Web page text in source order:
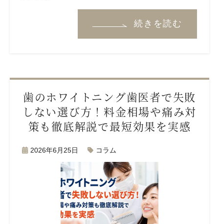
続きを読む
歯のホワイトニング歯医者で失敗
しない選び方！料金相場や痛み対
策も徹底解説で最短効果を実感
2026年6月25日 コラム